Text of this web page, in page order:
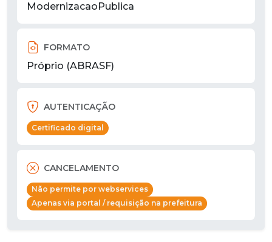
ModernizacaoPublica
FORMATO
Próprio (ABRASF)
AUTENTICAÇÃO
Certificado digital
CANCELAMENTO
Não permite por webservices
Apenas via portal / requisição na prefeitura